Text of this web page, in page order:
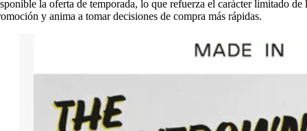
la oferta de temporada, lo que refuerza el carácter limitado de
y anima a tomar decisiones de compra más rápidas.